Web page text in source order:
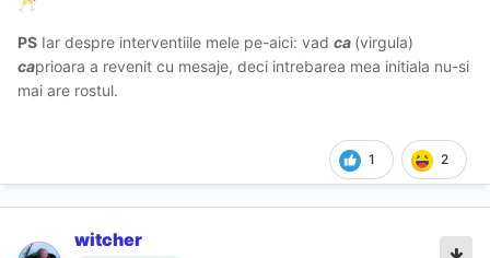
🥂
PS Iar despre interventiile mele pe-aici: vad ca (virgula)
caprioara a revenit cu mesaje, deci intrebarea mea initiala nu-si
mai are rostul.
1 2
witcher